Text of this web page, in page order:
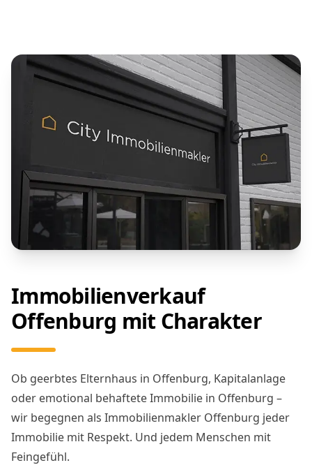
Immobilienverkauf
Offenburg mit Charakter
Ob geerbtes Elternhaus in Offenburg, Kapitalanlage
oder emotional behaftete Immobilie in Offenburg –
wir begegnen als Immobilienmakler Offenburg jeder
Immobilie mit Respekt. Und jedem Menschen mit
Feingefühl.